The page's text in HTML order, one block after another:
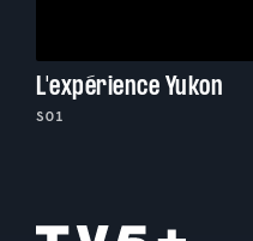
L'expérience Yukon
S01